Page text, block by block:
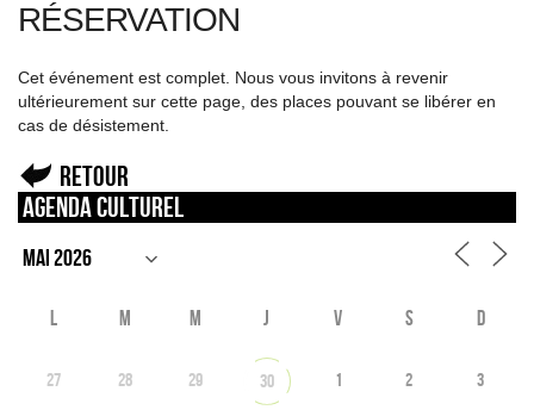
RÉSERVATION
Cet événement est complet. Nous vous invitons à revenir
ultérieurement sur cette page, des places pouvant se libérer en
cas de désistement.
Retour
Agenda culturel
L M M J V S D
27 28 29 30 1 2 3